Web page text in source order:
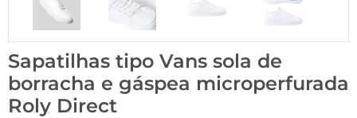
Sapatilhas tipo Vans sola de
borracha e gáspea microperfurada
Roly Direct